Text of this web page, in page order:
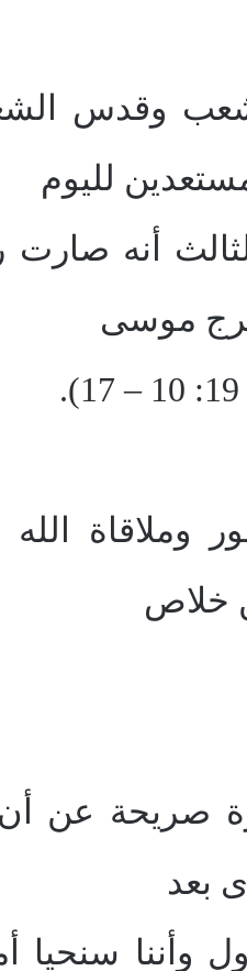
وقدس
لليوم
أنه
موسى
وملاقاة
خلاص
صريحة عن أن
بعد
وأننا سنحيا